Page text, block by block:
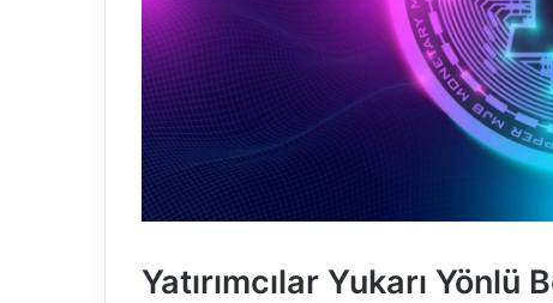
Yatırımcılar Yukarı Yönlü